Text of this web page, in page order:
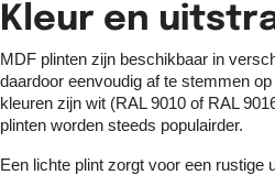
Kleur en
MDF plinten zijn beschikbaar in
daardoor eenvoudig af te stemmen
kleuren zijn wit (RAL 9010 of RAL
plinten worden steeds populairder.
Een lichte plint zorgt voor een rustige